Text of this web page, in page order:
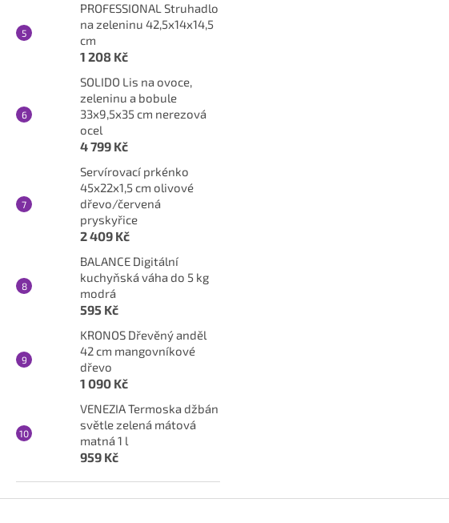
PROFESSIONAL Struhadlo
na zeleninu 42,5x14x14,5
cm
1 208 Kč
SOLIDO Lis na ovoce,
zeleninu a bobule
33x9,5x35 cm nerezová
ocel
4 799 Kč
Servírovací prkénko
45x22x1,5 cm olivové
dřevo/červená
pryskyřice
2 409 Kč
BALANCE Digitální
kuchyňská váha do 5 kg
modrá
595 Kč
KRONOS Dřevěný anděl
42 cm mangovníkové
dřevo
1 090 Kč
VENEZIA Termoska džbán
světle zelená mátová
matná 1 l
959 Kč